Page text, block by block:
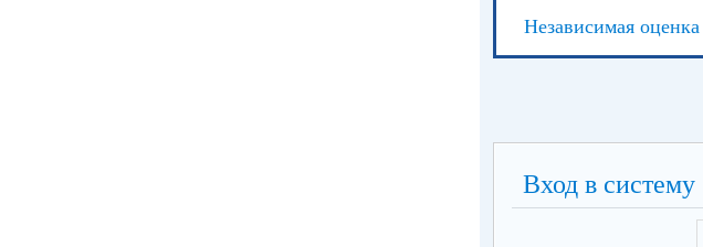
Независимая оценка
Вход в систему